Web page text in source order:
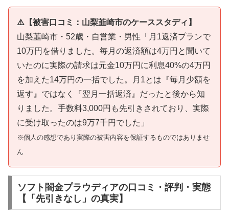
⚠️【被害口コミ：山梨韮崎市のケーススタディ】
山梨韮崎市・52歳・自営業・男性「月1返済プランで
10万円を借りました。毎月の返済額は4万円と聞いて
いたのに実際の請求は元金10万円に利息40%の4万円
を加えた14万円の一括でした。月1とは『毎月少額を
返す』ではなく『翌月一括返済』だったと後から知
りました。手数料3,000円も先引きされており、実際
に受け取ったのは9万7千円でした」
※個人の感想であり実際の被害内容を保証するものではありませ
ん
ソフト闇金プラウディアの口コミ・評判・実態
【「先引きなし」の真実】